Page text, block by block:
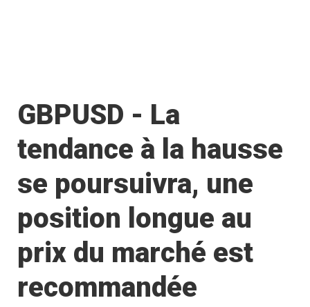
GBPUSD - La
tendance à la hausse
se poursuivra, une
position longue au
prix du marché est
recommandée